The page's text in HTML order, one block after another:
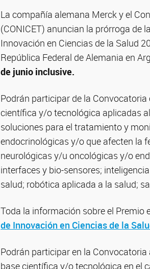
La compañía alemana Merck y el
(CONICET) anuncian la prórroga de
Innovación en Ciencias de la Salud
República Federal de Alemania en
de junio inclusive.
Podrán participar de la
científica y/o tecnológica aplicadas
soluciones para el tratamiento y
endocrinológicas y/o que afecten la
neurológicas y/u oncológicas y/o
interfaces y bio-sensores;
salud; robótica aplicada a la salud;
Toda la información sobre el Premio
de Innovación en Ciencias de la
Podrán participar en la
base científica y/o tecnológica en el